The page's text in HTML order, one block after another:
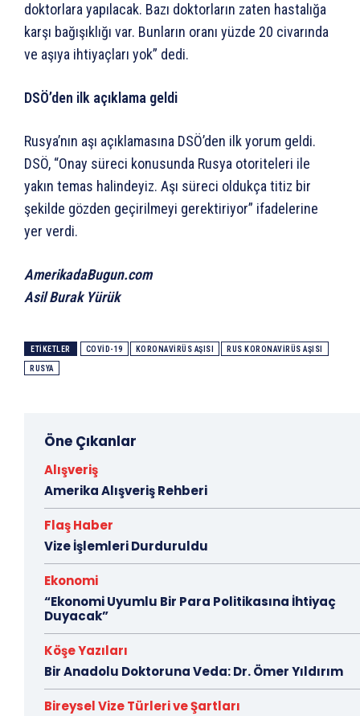
doktorlara yapılacak. Bazı doktorların zaten hastalığa
karşı bağışıklığı var. Bunların oranı yüzde 20 civarında
ve aşıya ihtiyaçları yok” dedi.
DSÖ’den ilk açıklama geldi
Rusya’nın aşı açıklamasına DSÖ’den ilk yorum geldi.
DSÖ, “Onay süreci konusunda Rusya otoriteleri ile
yakın temas halindeyiz. Aşı süreci oldukça titiz bir
şekilde gözden geçirilmeyi gerektiriyor” ifadelerine
yer verdi.
AmerikadaBugun.com
Asil Burak Yürük
ETIKETLER COVID-19 KORONAVIRÜS AŞISI RUS KORONAVIRÜS AŞISI
RUSYA
Öne Çıkanlar
Alışveriş
Amerika Alışveriş Rehberi
Flaş Haber
Vize İşlemleri Durduruldu
Ekonomi
“Ekonomi Uyumlu Bir Para Politikasına İhtiyaç
Duyacak”
Köşe Yazıları
Bir Anadolu Doktoruna Veda: Dr. Ömer Yıldırım
Bireysel Vize Türleri ve Şartları